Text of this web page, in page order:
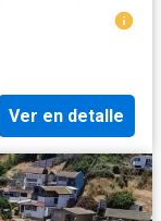
Ver en detalle